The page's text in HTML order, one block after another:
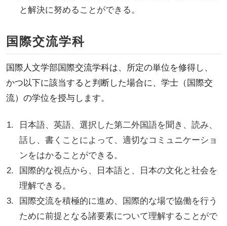
と解決に努めることができる。
国際交流学科
国際人文学部国際交流学科は、所定の単位を修得し、
かつ以下に該当すると判断した場合に、学士（国際交
流）の学位を授与します。
日本語、英語、選択した第二外国語を聞き、読み、
話し、書くことによって、適切なコミュニケーショ
ンをはかることができる。
国際的な視点から、日本語と、日本の文化と社会を
理解できる。
国際交流を積極的に進め、国際的な場で協働を行う
ために前提となる諸要素について理解することがで